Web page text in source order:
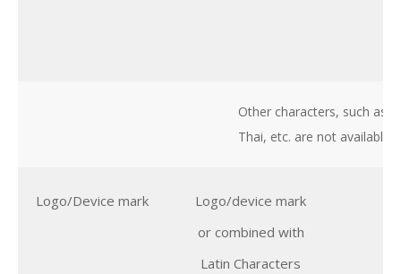
Other characters, such as
Thai, etc. are not available
Logo/Device mark
Logo/device mark
or combined with
Latin Characters